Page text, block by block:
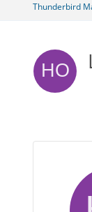
Thunderbird